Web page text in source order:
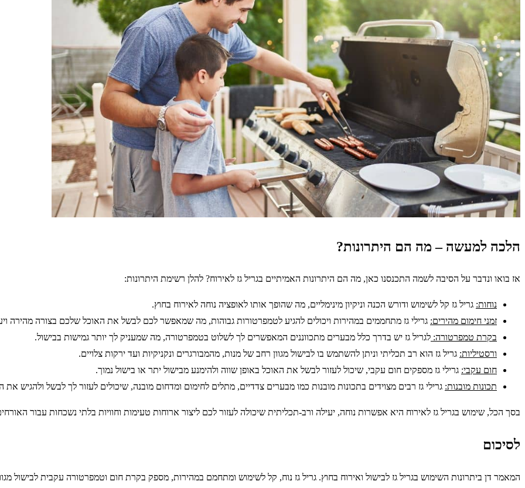
הלכה למעשה – מה הם היתרונות?
אז בואו ונדבר על הסיבה לשמה התכנסנו כאן, מה הם היתרונות האמיתיים בגריל גז לאירוח? להלן רשימת היתרונות:
נוחות: גריל גז קל לשימוש ודורש הכנה וניקיון מינימליים, מה שהופך אותו לאופציה נוחה לאירוח בחוץ.
זמני חימום מהירים: גרילי גז מתחממים במהירות ויכולים להגיע לטמפרטורות גבוהות, מה שמאפשר לכם לבשל את האוכל שלכם בצורה מהירה
בקרת טמפרטורה: לגריל גז יש בדרך כלל מבערים מתכווננים המאפשרים לך לשלוט בטמפרטורה, מה שמעניק לך יותר גמישות בבישול.
ורסטיליות: גריל גז הוא רב תכליתי וניתן להשתמש בו לבישול מגוון רחב של מנות, מהמבורגרים ונקניקיות ועד ירקות צלויים.
חום עקבי: גרילי גז מספקים חום עקבי, שיכול לעזור לבשל את האוכל באופן שווה ולהימנע מבישול יתר או בישול נמוך.
תכונות מובנות: גרילי גז רבים מצוידים בתכונות מובנות כמו מבערים צדדיים, מתלים לחימום ומדחום מובנה, שיכולים לעזור לך לבשל ולהגיש
בסך הכל, שימוש בגריל גז לאירוח היא אפשרות נוחה, יעילה ורב-תכליתית שיכולה לעזור לכם ליצור ארוחות טעימות וחוויות בלתי נשכחות עבור
לסיכום
המאמר דן ביתרונות השימוש בגריל גז לבישול ואירוח בחוץ. גריל גז נוח, קל לשימוש ומתחמם במהירות, מספק בקרת חום וטמפרטורה עקבית לבישול